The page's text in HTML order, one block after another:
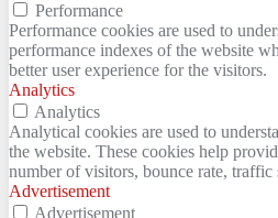
Performance
Performance cookies are used to
performance indexes of the website
better user experience for the visitors.
Analytics
Analytics
Analytical cookies are used to
the website. These cookies help
number of visitors, bounce rate, traffic
Advertisement
Advertisement